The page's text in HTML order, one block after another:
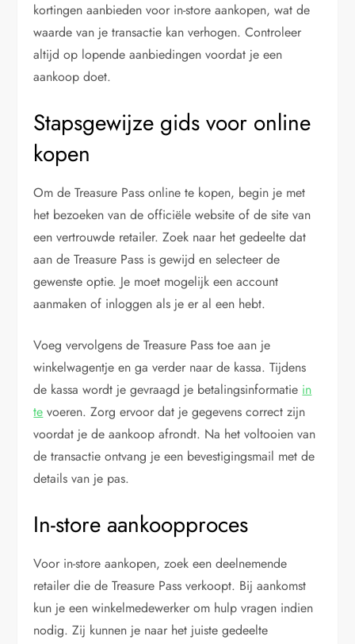
kortingen aanbieden voor in-store aankopen, wat de
waarde van je transactie kan verhogen. Controleer
altijd op lopende aanbiedingen voordat je een
aankoop doet.
Stapsgewijze gids voor online
kopen
Om de Treasure Pass online te kopen, begin je met
het bezoeken van de officiële website of de site van
een vertrouwde retailer. Zoek naar het gedeelte dat
aan de Treasure Pass is gewijd en selecteer de
gewenste optie. Je moet mogelijk een account
aanmaken of inloggen als je er al een hebt.
Voeg vervolgens de Treasure Pass toe aan je
winkelwagentje en ga verder naar de kassa. Tijdens
de kassa wordt je gevraagd je betalingsinformatie in
te voeren. Zorg ervoor dat je gegevens correct zijn
voordat je de aankoop afrondt. Na het voltooien van
de transactie ontvang je een bevestigingsmail met de
details van je pas.
In-store aankoopproces
Voor in-store aankopen, zoek een deelnemende
retailer die de Treasure Pass verkoopt. Bij aankomst
kun je een winkelmedewerker om hulp vragen indien
nodig. Zij kunnen je naar het juiste gedeelte